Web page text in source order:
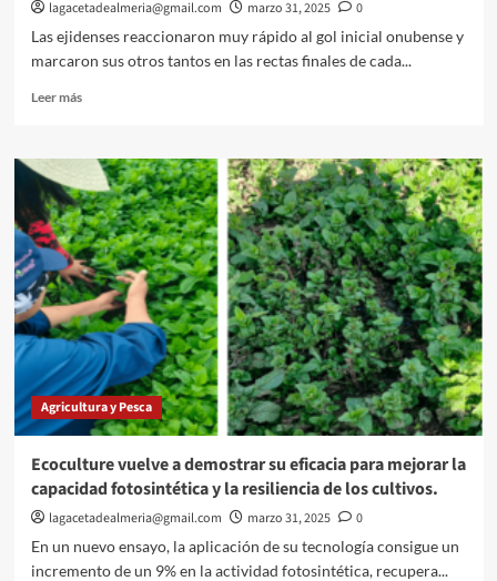
lagacetadealmeria@gmail.com marzo 31, 2025
0
Las ejidenses reaccionaron muy rápido al gol inicial onubense y
marcaron sus otros tantos en las rectas finales de cada...
Leer másLeer
Paso
gigante
de
Las
Norias
CF
femenino,
que
hunde
al
CD
Técnicos
Al-
(1-
4)
Agricultura y Pesca
Ecoculture vuelve a demostrar su eficacia para mejorar la
capacidad fotosintética y la resiliencia de los cultivos.
lagacetadealmeria@gmail.com marzo 31, 2025
0
En un nuevo ensayo, la aplicación de su tecnología consigue un
incremento de un 9% en la actividad fotosintética, recupera...